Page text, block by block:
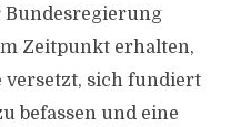
Zeitpunkt erhalten,
versetzt, sich fundiert
befassen und eine